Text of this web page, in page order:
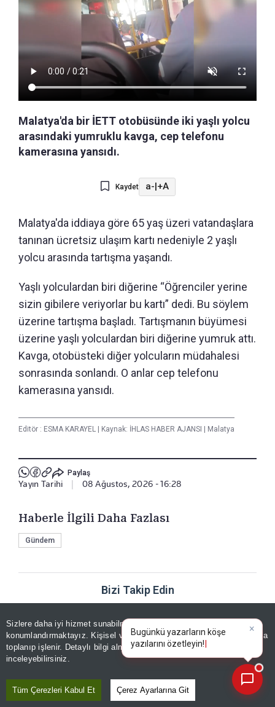
Sizlere daha iyi hizmet sunabilmek adına sitemizde
konumlandırmaktayız. Kişisel verileriniz, KVKK ve GDPR kapsamında
toplanıp işlenir. Detaylı bilgi almak içinAydınlatma Metnimizi
inceleyebilirsiniz.
Tüm Çerezleri Kabul Et Çerez Ayarlarına Git
Malatya'da bir İETT otobüsünde iki yaşlı yolcu
arasındaki yumruklu kavga, cep telefonu
kamerasına yansıdı.
Kaydet a- +A
Malatya'da iddiaya göre 65 yaş üzeri vatandaşlara
tanınan ücretsiz ulaşım kartı nedeniyle 2 yaşlı
yolcu arasında tartışma yaşandı.
Yaşlı yolculardan biri diğerine “Öğrenciler yerine
sizin gibilere veriyorlar bu kartı” dedi. Bu söylem
üzerine tartışma başladı. Tartışmanın büyümesi
üzerine yaşlı yolculardan biri diğerine yumruk attı.
Kavga, otobüsteki diğer yolcuların müdahalesi
sonrasında sonlandı. O anlar cep telefonu
kamerasına yansıdı.
Editör : ESMA KARAYEL | Kaynak: İHLAS HABER AJANSI | Malatya
Paylaş
Yayın Tarihi 08 Ağustos, 2026 - 16:28
Haberle İlgili Daha Fazlası
Gündem
Bizi Takip Edin
YORUMLAR
×
Bugünkü yazarların köşe
yazılarını